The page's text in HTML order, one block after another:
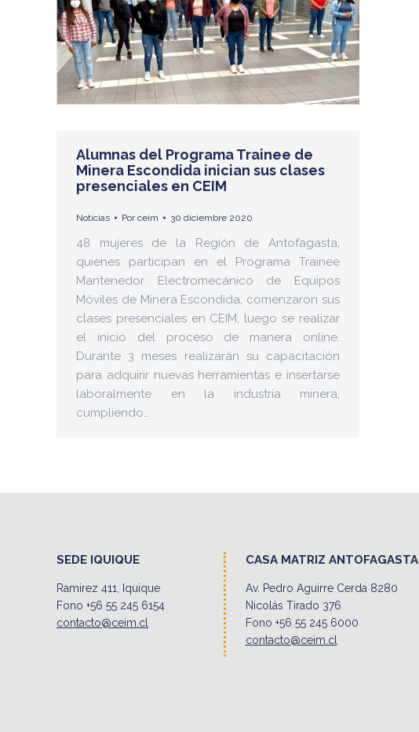
Alumnas del Programa Trainee de
Minera Escondida inician sus clases
presenciales en CEIM
Noticias Porceim 30 diciembre 2020
48 mujeres de la Región de Antofagasta,
quienes participan en el Programa Trainee
Mantenedor Electromecánico de Equipos
Móviles de Minera Escondida, comenzaron sus
clases presenciales en CEIM, luego se realizar
el inicio del proceso de manera online.
Durante 3 meses realizarán su capacitación
para adquirir nuevas herramientas e insertarse
laboralmente en la industria minera,
cumpliendo…
SEDE IQUIQUE
Ramirez 411, Iquique
Fono +56 55 245 6154
contacto@ceim.cl
CASA MATRIZ ANTOFAGASTA
Av. Pedro Aguirre Cerda 8280
Nicolás Tirado 376
Fono +56 55 245 6000
contacto@ceim.cl